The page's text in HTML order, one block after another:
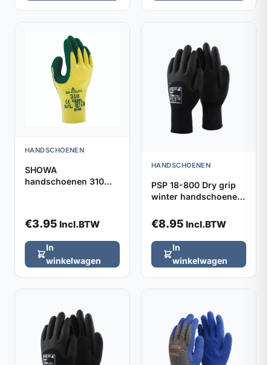
HANDSCHOENEN
SHOWA
handschoenen 310
€3.95 Incl.BTW
In
winkelwagen
HANDSCHOENEN
PSP 18-800 Dry grip
winter handschoenen
€8.95 Incl.BTW
In
winkelwagen